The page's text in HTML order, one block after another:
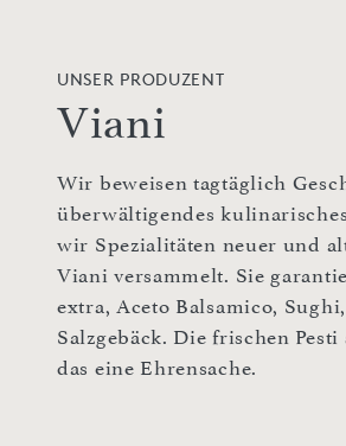
UNSER PRODUZENT
Viani
Wir beweisen tagtäglich
überwältigendes
wir Spezialitäten neuer und
Viani versammelt. Sie
extra, Aceto Balsamico,
Salzgebäck. Die frischen
das eine Ehrensache.